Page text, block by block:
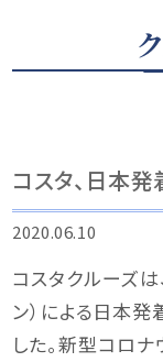
コスタ、日本
2020.06.10
コスタクルーズは
ン）による日本
した。新型コロ